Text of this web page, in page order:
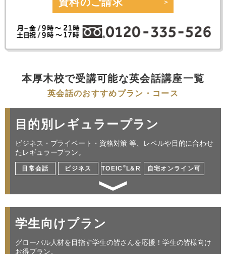
本厚木校で受講可能な英会話講座一覧
英会話のおすすめプラン・コース
目的別レギュラープラン
ビジネス・プライベート・資格対策 等、レベルや目的に合わせ
たレギュラープラン。
日常会話 ビジネス TOEIC ® L&R 自宅オンライン可
英語初心者から安心して学べる
仕事／海外出張／プレゼン／交渉／ミーティン
グ 他
学生向けプラン
グローバル人材を目指す学生の皆さんを応援！学生の皆様向け
お得プラン。